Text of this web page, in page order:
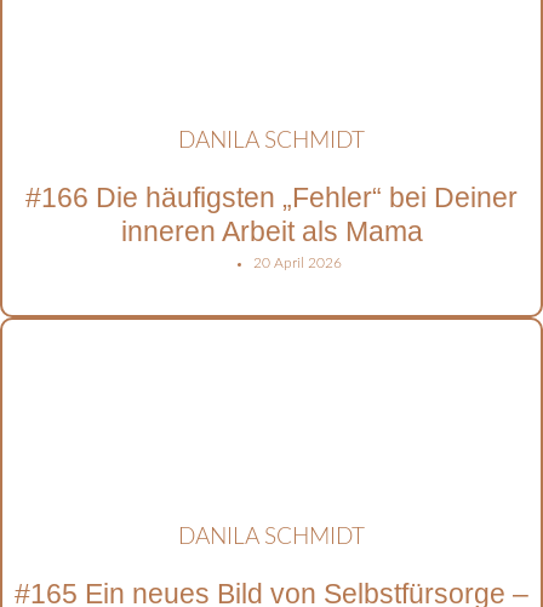
DANILA SCHMIDT
#166 Die häufigsten „Fehler“ bei Deiner
inneren Arbeit als Mama
20 April 2026
DANILA SCHMIDT
#165 Ein neues Bild von Selbstfürsorge –